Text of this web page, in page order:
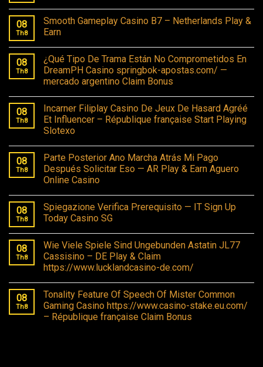
08
Th8
Smooth Gameplay Casino B7 – Netherlands Play &
Earn
08
Th8
¿Qué Tipo De Trama Están No Comprometidos En
DreamPH Casino springbok-apostas.com/ —
mercado argentino Claim Bonus
08
Th8
Incarner Filiplay Casino De Jeux De Hasard Agréé
Et Influencer – République française Start Playing
Slotexo
08
Th8
Parte Posterior Ano Marcha Atrás Mi Pago
Después Solicitar Eso — AR Play & Earn Aguero
Online Casino
08
Th8
Spiegazione Verifica Prerequisito — IT Sign Up
Today Casino SG
08
Th8
Wie Viele Spiele Sind Ungebunden Astatin JL77
Cassisino – DE Play & Claim
https://www.lucklandcasino-de.com/
08
Th8
Tonality Feature Of Speech Of Mister Common
Gaming Casino https://www.casino-stake.eu.com/
– République française Claim Bonus